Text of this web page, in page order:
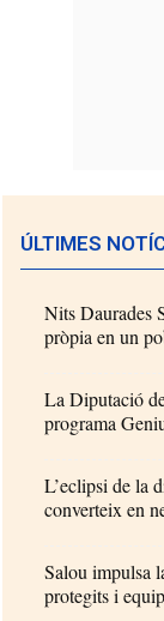
ÚLTIMES
Nits Daurades
pròpia en un
La Diputació
programa
L’eclipsi de la
converteix en
Salou impulsa
protegits i